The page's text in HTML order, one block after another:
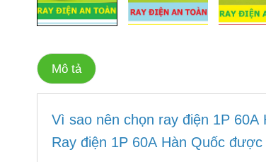
Mô tả
Vì sao nên chọn ray điện 1P 60A
Ray điện 1P 60A Hàn Quốc